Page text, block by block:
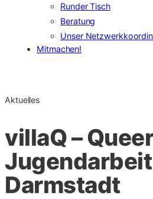
Runder Tisch
Beratung
Unser
Mitmachen!
Aktuelles
villaQ –
Jugendarbeit
Darmstadt